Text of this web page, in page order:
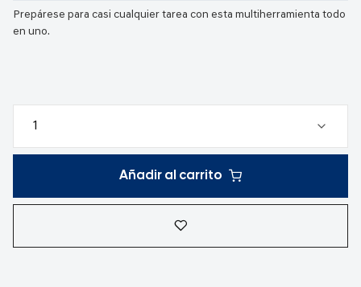
Prepárese para casi cualquier tarea con esta multiherramienta todo
en uno.
Añadir al carrito